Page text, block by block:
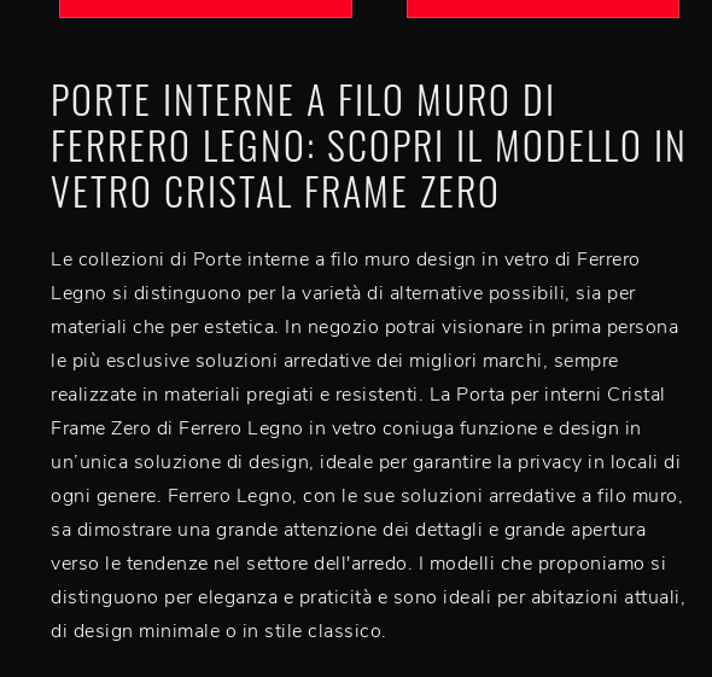
PORTE INTERNE A FILO MURO DI
FERRERO LEGNO: SCOPRI IL MODELLO IN
VETRO CRISTAL FRAME ZERO
Le collezioni di Porte interne a filo muro design in vetro di Ferrero
Legno si distinguono per la varietà di alternative possibili, sia per
materiali che per estetica. In negozio potrai visionare in prima persona
le più esclusive soluzioni arredative dei migliori marchi, sempre
realizzate in materiali pregiati e resistenti. La Porta per interni Cristal
Frame Zero di Ferrero Legno in vetro coniuga funzione e design in
un’unica soluzione di design, ideale per garantire la privacy in locali di
ogni genere. Ferrero Legno, con le sue soluzioni arredative a filo muro,
sa dimostrare una grande attenzione dei dettagli e grande apertura
verso le tendenze nel settore dell'arredo. I modelli che proponiamo si
distinguono per eleganza e praticità e sono ideali per abitazioni attuali,
di design minimale o in stile classico.